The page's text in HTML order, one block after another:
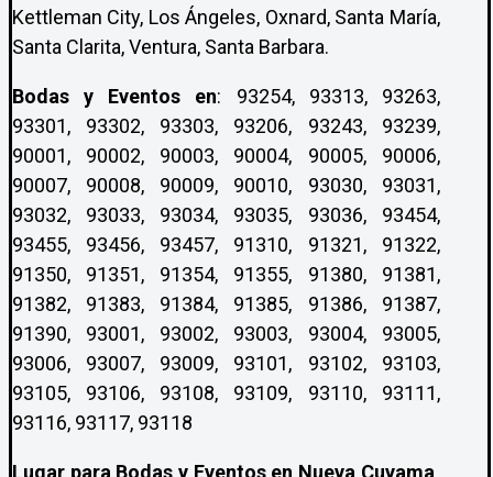
Kettleman City, Los Ángeles, Oxnard, Santa María,
Santa Clarita, Ventura, Santa Barbara.
Bodas y Eventos en: 93254, 93313, 93263,
93301, 93302, 93303, 93206, 93243, 93239,
90001, 90002, 90003, 90004, 90005, 90006,
90007, 90008, 90009, 90010, 93030, 93031,
93032, 93033, 93034, 93035, 93036, 93454,
93455, 93456, 93457, 91310, 91321, 91322,
91350, 91351, 91354, 91355, 91380, 91381,
91382, 91383, 91384, 91385, 91386, 91387,
91390, 93001, 93002, 93003, 93004, 93005,
93006, 93007, 93009, 93101, 93102, 93103,
93105, 93106, 93108, 93109, 93110, 93111,
93116, 93117, 93118
Lugar para Bodas y Eventos en Nueva Cuyama,